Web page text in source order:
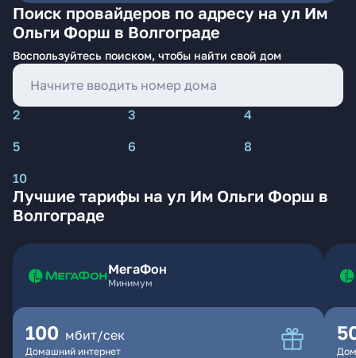
Поиск провайдеров по адресу на ул Им
Ольги Форш в Волгограде
Воспользуйтесь поиском, чтобы найти свой дом
2 3
4
5
6
8
10
Лучшие тарифы на ул Им Ольги Форш в
Волгограде
МегаФон
Минимум
100 мбит/сек
Домашний интернет